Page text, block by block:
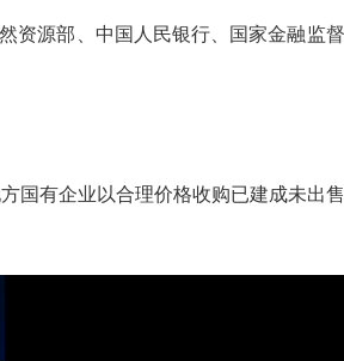
源部、中国人民银行、国家金融监
国有企业以合理价格收购已建成未出